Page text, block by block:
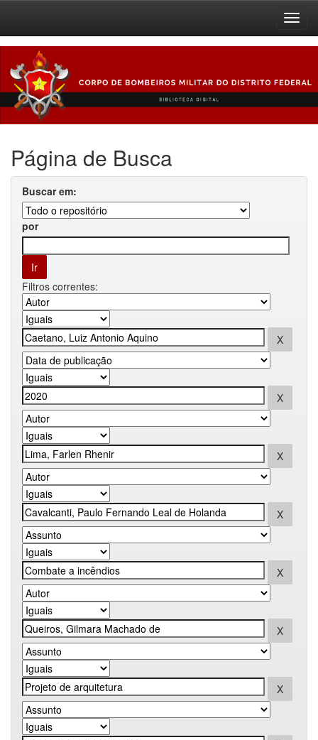
navigation
Página de Busca
Buscar em:
por
Filtros correntes: